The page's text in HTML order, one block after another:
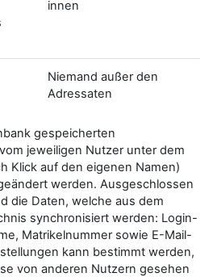
innen
Niemand außer den
Adressaten
gespeicherten
jeweiligen Nutzer unter dem
Klick auf den eigenen Namen)
werden. Ausgeschlossen
die Daten, welche aus dem
synchronisiert werden: Login-
Matrikelnummer sowie E-Mail-
kann bestimmt werden,
von anderen Nutzern gesehen